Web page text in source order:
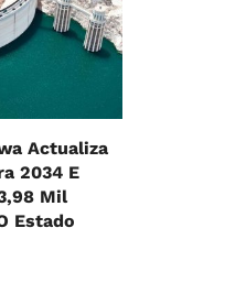
Actualiza
2034 E
Mil
Estado